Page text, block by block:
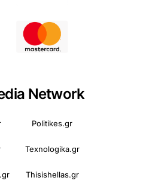
Network
Politikes.gr
Texnologika.gr
Thisishellas.gr